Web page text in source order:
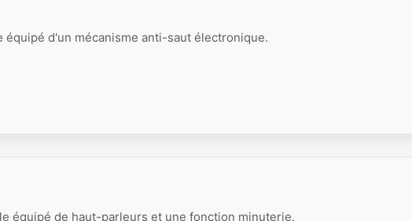
d'un mécanisme anti-saut électronique.
équipé de haut-parleurs et une fonction minuterie.